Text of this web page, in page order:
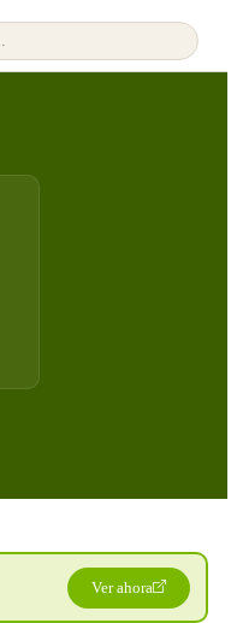
Ver ahora